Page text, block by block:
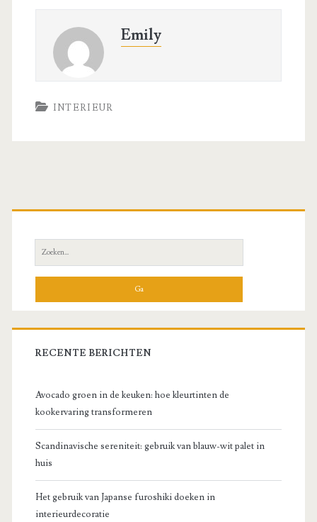
Emily
INTERIEUR
Primaire
zijbalk
Zoeken
naar:
RECENTE BERICHTEN
Avocado groen in de keuken: hoe kleurtinten de
kookervaring transformeren
Scandinavische sereniteit: gebruik van blauw-wit palet in
huis
Het gebruik van Japanse furoshiki doeken in
interieurdecoratie